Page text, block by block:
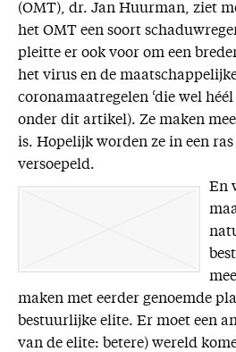
(OMT), dr. Jan Huurman, ziet
het OMT een soort
pleitte er ook voor om een
het virus en de
coronamaatregelen ‘die wel
onder dit artikel). Ze maken
is. Hopelijk worden ze in een
versoepeld.
En
maken met eerder genoemde
bestuurlijke elite. Er moet een
van de elite: betere) wereld